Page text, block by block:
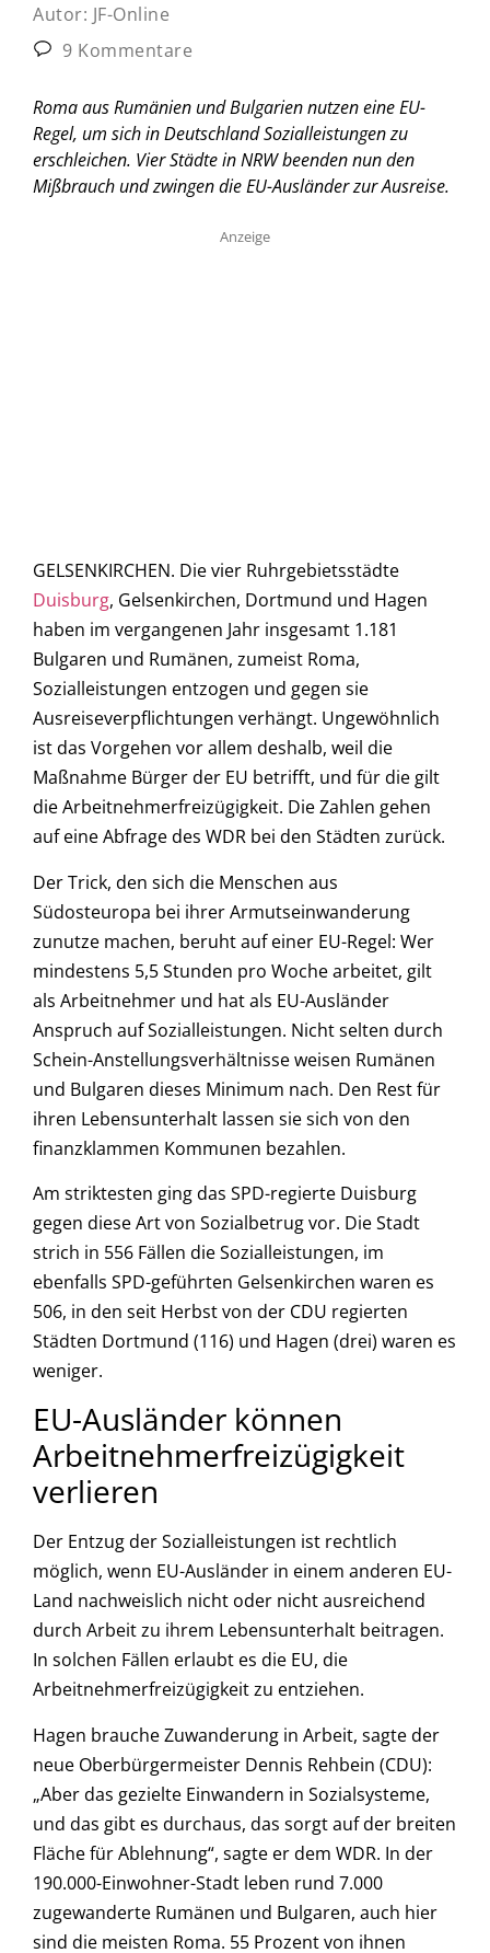
Autor: JF-Online
9 Kommentare
Roma aus Rumänien und Bulgarien nutzen eine EU-
Regel, um sich in Deutschland Sozialleistungen zu
erschleichen. Vier Städte in NRW beenden nun den
Mißbrauch und zwingen die EU-Ausländer zur Ausreise.
Anzeige
GELSENKIRCHEN. Die vier Ruhrgebietsstädte
Duisburg, Gelsenkirchen, Dortmund und Hagen
haben im vergangenen Jahr insgesamt 1.181
Bulgaren und Rumänen, zumeist Roma,
Sozialleistungen entzogen und gegen sie
Ausreiseverpflichtungen verhängt. Ungewöhnlich
ist das Vorgehen vor allem deshalb, weil die
Maßnahme Bürger der EU betrifft, und für die gilt
die Arbeitnehmerfreizügigkeit. Die Zahlen gehen
auf eine Abfrage des WDR bei den Städten zurück.
Der Trick, den sich die Menschen aus
Südosteuropa bei ihrer Armutseinwanderung
zunutze machen, beruht auf einer EU-Regel: Wer
mindestens 5,5 Stunden pro Woche arbeitet, gilt
als Arbeitnehmer und hat als EU-Ausländer
Anspruch auf Sozialleistungen. Nicht selten durch
Schein-Anstellungsverhältnisse weisen Rumänen
und Bulgaren dieses Minimum nach. Den Rest für
ihren Lebensunterhalt lassen sie sich von den
finanzklammen Kommunen bezahlen.
Am striktesten ging das SPD-regierte Duisburg
gegen diese Art von Sozialbetrug vor. Die Stadt
strich in 556 Fällen die Sozialleistungen, im
ebenfalls SPD-geführten Gelsenkirchen waren es
506, in den seit Herbst von der CDU regierten
Städten Dortmund (116) und Hagen (drei) waren es
weniger.
EU-Ausländer können
Arbeitnehmerfreizügigkeit
verlieren
Der Entzug der Sozialleistungen ist rechtlich
möglich, wenn EU-Ausländer in einem anderen EU-
Land nachweislich nicht oder nicht ausreichend
durch Arbeit zu ihrem Lebensunterhalt beitragen.
In solchen Fällen erlaubt es die EU, die
Arbeitnehmerfreizügigkeit zu entziehen.
Hagen brauche Zuwanderung in Arbeit, sagte der
neue Oberbürgermeister Dennis Rehbein (CDU):
„Aber das gezielte Einwandern in Sozialsysteme,
und das gibt es durchaus, das sorgt auf der breiten
Fläche für Ablehnung“, sagte er dem WDR. In der
190.000-Einwohner-Stadt leben rund 7.000
zugewanderte Rumänen und Bulgaren, auch hier
sind die meisten Roma. 55 Prozent von ihnen